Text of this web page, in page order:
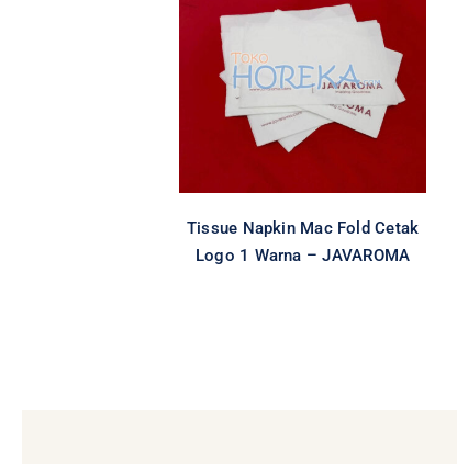
Tissue Napkin Mac
Fold Cetak Logo 1
Warna – JAVAROMA
Cetak Logo Tissue Special
Item Tissue Tissue Napkin
Tissue Napkin Mac Fold Cetak
Logo 1 Warna – JAVAROMA